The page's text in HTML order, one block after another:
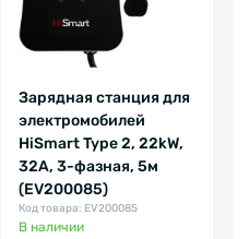
Зарядная станция для
электромобилей
HiSmart Type 2, 22kW,
32A, 3-фазная, 5м
(EV200085)
Код товара: EV200085
В наличии